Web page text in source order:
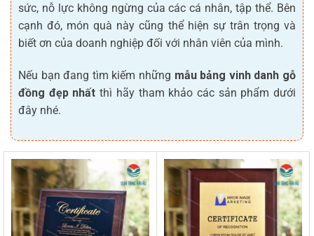
sức, nỗ lực không ngừng của các cá nhân, tập thể. Bên
cạnh đó, món quà này cũng thể hiện sự trân trọng và
biết ơn của doanh nghiệp đối với nhân viên của mình.
Nếu bạn đang tìm kiếm những mẫu bảng vinh danh gỗ
đồng đẹp nhấtthì hãy tham khảo các sản phẩm dưới
đây nhé.